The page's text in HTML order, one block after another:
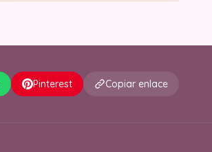
Pinterest Copiar enlace